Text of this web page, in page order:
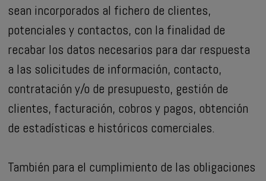
sean incorporados al fichero de clientes,
potenciales y contactos, con la finalidad de
recabar los datos necesarios para dar respuesta
a las solicitudes de información, contacto,
contratación y/o de presupuesto, gestión de
clientes, facturación, cobros y pagos, obtención
de estadísticas e históricos comerciales.
También para el cumplimiento de las obligaciones